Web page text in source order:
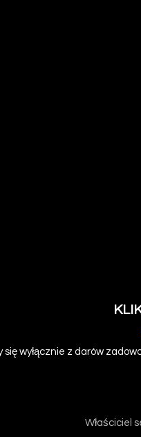
się wyłącznie z darów
Właściciel